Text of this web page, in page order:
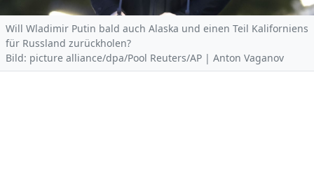
Will Wladimir Putin bald auch Alaska und einen Teil Kaliforniens
für Russland zurückholen?
Bild: picture alliance/dpa/Pool Reuters/AP | Anton Vaganov